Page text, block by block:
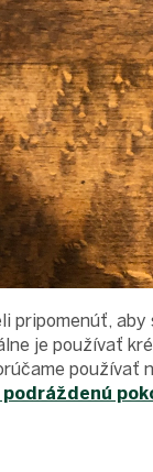
pripomenúť,
je používať
používať
podráždenú